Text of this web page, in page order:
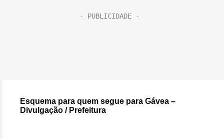
Esquema para quem segue para Gávea –
Divulgação / Prefeitura